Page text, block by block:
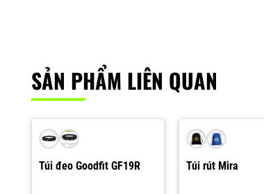
SẢN PHẨM LIÊN QUAN
Túi đeo Goodfit GF19R Túi rút Mira